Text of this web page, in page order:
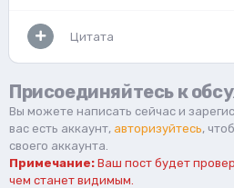
Цитата
Присоединяйтесь к
Вы можете написать сейчас и
вас есть аккаунт, авторизуйтесь,
своего аккаунта.
Примечание: Ваш пост будет
чем станет видимым.